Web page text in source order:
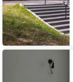
Гостиница